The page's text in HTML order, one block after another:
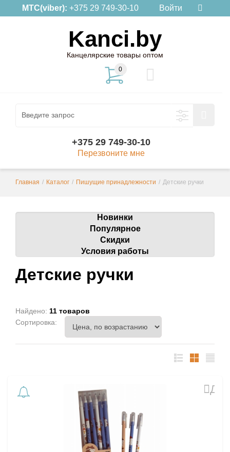
МТС(viber): +375 29 749-30-10 Войти
Kanci.by
Канцелярские товары оптом
0
+375 29 749-30-10
Перезвоните мне
Главная / Каталог / Пишущие принадлежности / Детские ручки
Новинки
Популярное
Скидки
Условия работы
Детские ручки
Найдено: 11 товаров
Сортировка: